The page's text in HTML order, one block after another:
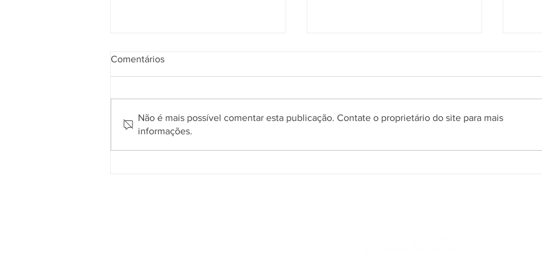
Gramadense vence o Gaúcho
Prefeitura de Gramado abre
Comentários
Não é mais possível comentar esta publicação. Contate o proprietário do site para mais
informações.